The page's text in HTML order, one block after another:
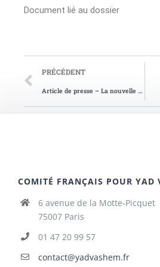
Document lié au dossier
PRÉCÉDENT
Article de presse – La nouvelle république du 21/04/1994
COMITÉ FRANÇAIS POUR YAD
6 avenue de la Motte-Picquet
75007 Paris
01 47 20 99 57
contact@yadvashem.fr